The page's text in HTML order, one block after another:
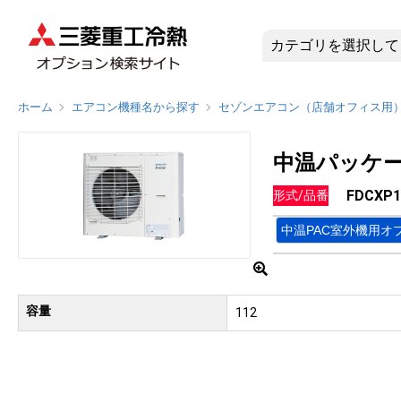
ホーム エアコン機種名から探す セゾンエアコン（店舗オフィス用
中温パッケ
形式/品番
中温PAC室外機用オ
容量 112